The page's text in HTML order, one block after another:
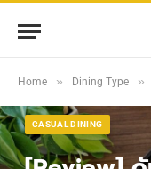
Home » Dining Type »
CASUAL DINING